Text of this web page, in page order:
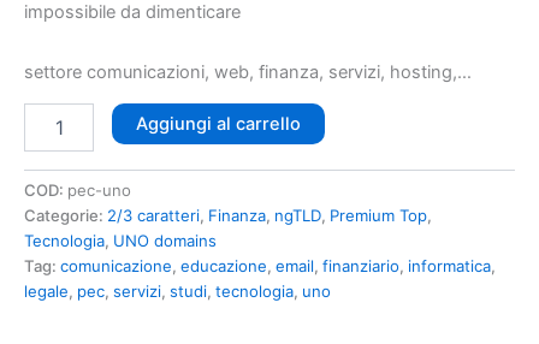
impossibile da dimenticare
settore comunicazioni, web, finanza, servizi, hosting,…
Aggiungi al carrello
COD: pec-uno
Categorie: 2/3 caratteri, Finanza, ngTLD, Premium Top,
Tecnologia, UNO domains
Tag: comunicazione, educazione, email, finanziario, informatica,
legale, pec, servizi, studi, tecnologia, uno